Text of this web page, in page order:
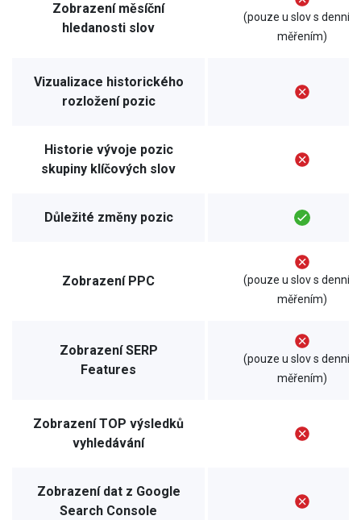
Zobrazení měsíční
hledanosti slov
(pouze u slov s denním
měřením)
Vizualizace historického
rozložení pozic
Historie vývoje pozic
skupiny klíčových slov
Důležité změny pozic
Zobrazení PPC
(pouze u slov s denním
měřením)
Zobrazení SERP
Features
(pouze u slov s denním
měřením)
Zobrazení TOP výsledků
vyhledávání
Zobrazení dat z Google
Search Console